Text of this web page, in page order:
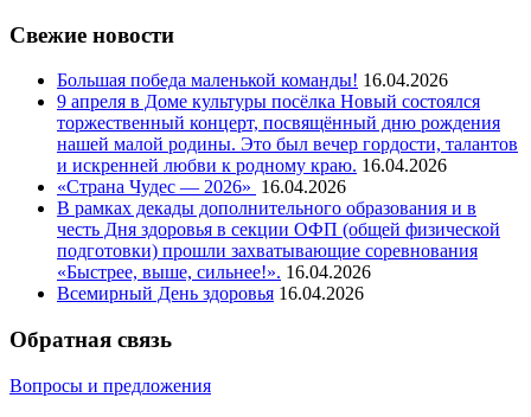
Свежие новости
Большая победа маленькой команды! 16.04.2026
9 апреля в Доме культуры посёлка Новый состоялся
торжественный концерт, посвящённый дню рождения
нашей малой родины. Это был вечер гордости, талантов
и искренней любви к родному краю. 16.04.2026
«Страна Чудес — 2026» 16.04.2026
В рамках декады дополнительного образования и в
честь Дня здоровья в секции ОФП (общей физической
подготовки) прошли захватывающие соревнования
«Быстрее, выше, сильнее!». 16.04.2026
Всемирный День здоровья 16.04.2026
Обратная связь
Вопросы и предложения